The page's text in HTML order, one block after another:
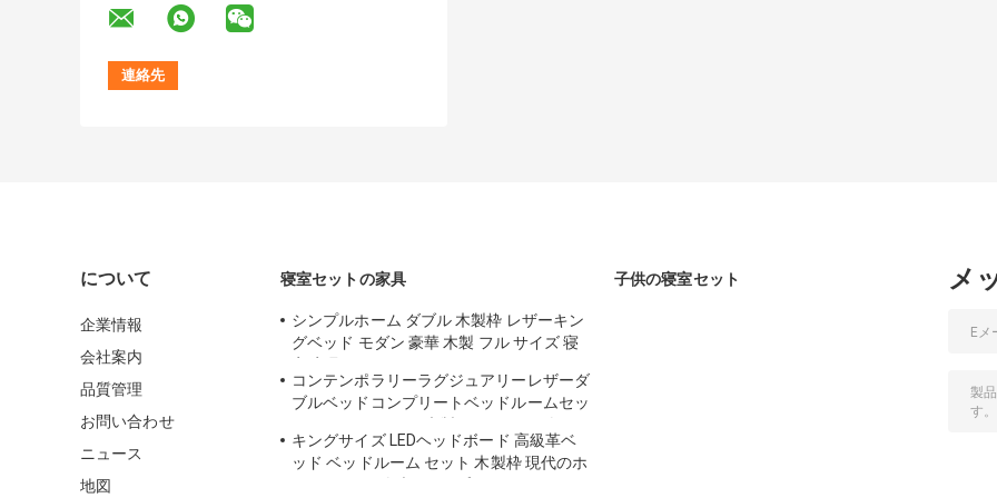
について
企業情報
会社案内
品質管理
お問い合わせ
ニュース
地図
寝室セットの家具
シンプルホーム ダブル 木製枠 レザーキン
グベッド モダン 豪華 木製 フル サイズ 寝
コンテンポラリーラグジュアリーレザーダ
ブルベッドコンプリートベッドルームセッ
ングサイズベッドルーム家具セット
キングサイズ LEDヘッドボード 高級革ベ
ッド ベッドルーム セット 木製枠 現代のホ
子供の寝室セット メ